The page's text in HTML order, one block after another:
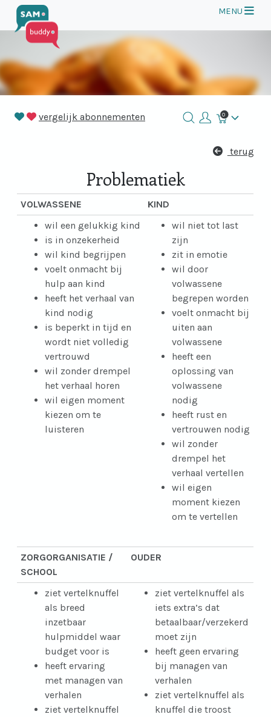
MENU
vergelijk abonnementen 0
terug
Problematiek
VOLWASSENE
KIND
wil een gelukkig kind
is in onzekerheid
wil kind begrijpen
voelt onmacht bij
hulp aan kind
heeft het verhaal van
kind nodig
is beperkt in tijd en
wordt niet volledig
vertrouwd
wil zonder drempel
het verhaal horen
wil eigen moment
kiezen om te
luisteren
wil niet tot last
zijn
zit in emotie
wil door
volwassene
begrepen worden
voelt onmacht bij
uiten aan
volwassene
heeft een
oplossing van
volwassene
nodig
heeft rust en
vertrouwen nodig
wil zonder
drempel het
verhaal vertellen
wil eigen
moment kiezen
om te vertellen
ZORGORGANISATIE /
SCHOOL
OUDER
ziet vertelknuffel
als breed
inzetbaar
hulpmiddel waar
budget voor is
heeft ervaring
met managen van
verhalen
ziet vertelknuffel
ziet vertelknuffel als
iets extra’s dat
betaalbaar/verzekerd
moet zijn
heeft geen ervaring
bij managen van
verhalen
ziet vertelknuffel als
knuffel die troost